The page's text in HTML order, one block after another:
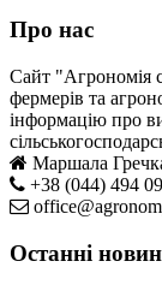
Про нас
Сайт "Агрономія
фермерів та
інформацію про
Маршала
+38 (044) 494
Останні